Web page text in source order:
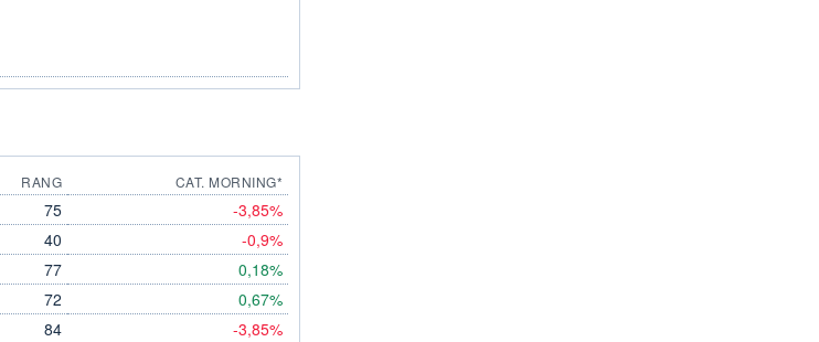
RANG
75
40
77
72
84
CAT. MORNING*
-3,85%
-0,9%
0,18%
0,67%
-3,85%